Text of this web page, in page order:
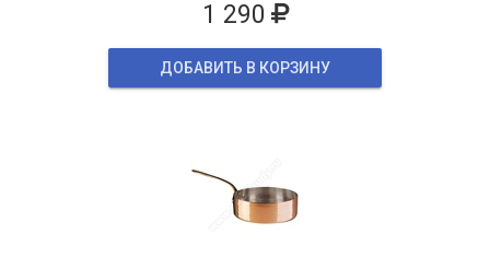
1 290
ДОБАВИТЬ В КОРЗИНУ